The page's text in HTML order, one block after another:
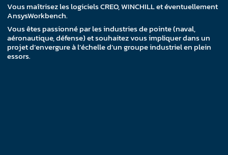
Vous maîtrisez les logiciels CREO, WINCHILL et éventuellement
AnsysWorkbench.
Vous êtes passionné par les industries de pointe (naval,
aéronautique, défense) et souhaitez vous impliquer dans un
projet d’envergure à l’échelle d’un groupe industriel en plein
essors.